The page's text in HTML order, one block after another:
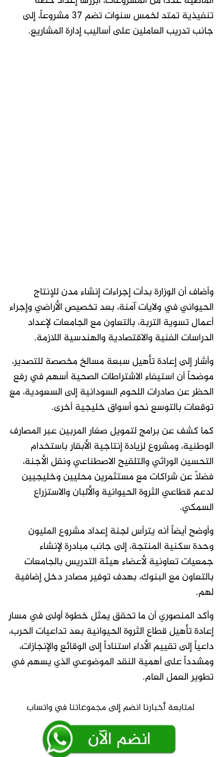
تنفيذية تمتد لخمس سنوات تضم 37 مشروعاً، إلى
جانب تدريب العاملين على أساليب إدارة المشاريع.
وأضاف أن الوزارة بدأت إجراءات إنشاء مدن للإنتاج
الحيواني في ولايات آمنة، بعد تخصيص الأراضي وإجراء
أعمال تسوية التربة، بالتعاون مع الجامعات لإعداد
الدراسات الفنية والاقتصادية والهندسية اللازمة.
وأشار إلى إعادة تأهيل سبعة مسالخ مخصصة للتصدير،
موضحاً أن استيفاء الاشتراطات الصحية أسهم في رفع
الحظر عن صادرات اللحوم السودانية إلى السعودية، مع
توقعات بالتوسع نحو أسواق خليجية أخرى.
كما كشف عن برامج لتمويل صغار المربين عبر المصارف
الوطنية، ومشروع لزيادة إنتاجية الأبقار باستخدام
التحسين الوراثي والتلقيح الاصطناعي ونقل الأجنة،
فضلاً عن شراكات مع مستثمرين محليين وخليجيين
لدعم قطاعي الثروة الحيوانية والألبان والاستزراع
السمكي.
وأوضح أيضاً أنه يترأس لجنة إعداد مشروع المليون
وحدة سكنية المنتجة، إلى جانب مبادرة لإنشاء
جمعيات تعاونية لأعضاء هيئة التدريس بالجامعات
بالتعاون مع البنوك، بهدف توفير مصادر دخل إضافية
لهم.
وأكد المنصوري أن ما تحقق يمثل خطوة أولى في مسار
إعادة تأهيل قطاع الثروة الحيوانية بعد تداعيات الحرب،
داعياً إلى تقييم الأداء استناداً إلى الوقائع والإنجازات،
ومشدداً على أهمية النقد الموضوعي الذي يسهم في
تطوير العمل العام.